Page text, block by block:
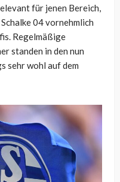
für jenen Bereich,
04 vornehmlich
Regelmäßige
standen in den nun
sehr wohl auf dem